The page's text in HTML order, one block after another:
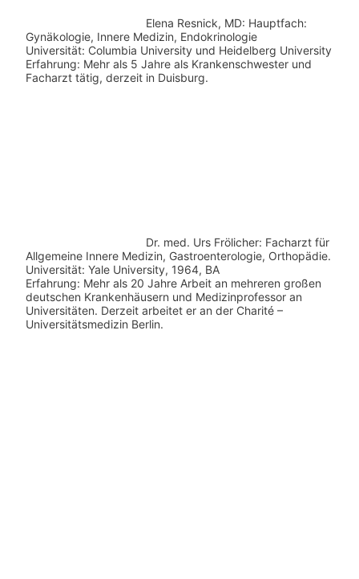
Elena Resnick, MD: Hauptfach:
Gynäkologie, Innere Medizin, Endokrinologie
Universität: Columbia University und Heidelberg University
Erfahrung: Mehr als 5 Jahre als Krankenschwester und
Facharzt tätig, derzeit in Duisburg.
Dr. med. Urs Frölicher: Facharzt für
Allgemeine Innere Medizin, Gastroenterologie, Orthopädie.
Universität: Yale University, 1964, BA
Erfahrung: Mehr als 20 Jahre Arbeit an mehreren großen
deutschen Krankenhäusern und Medizinprofessor an
Universitäten. Derzeit arbeitet er an der Charité –
Universitätsmedizin Berlin.